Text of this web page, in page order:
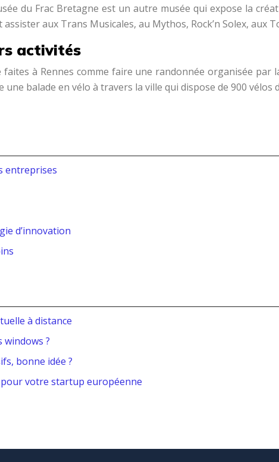
du Frac Bretagne est un autre musée qui expose la
aux Trans Musicales, au Mythos, Rock’n Solex, aux
activités
à Rennes comme faire une randonnée organisée par
balade en vélo à travers la ville qui dispose de 900 vélos
entreprises
d’innovation
à distance
?
bonne idée ?
votre startup européenne